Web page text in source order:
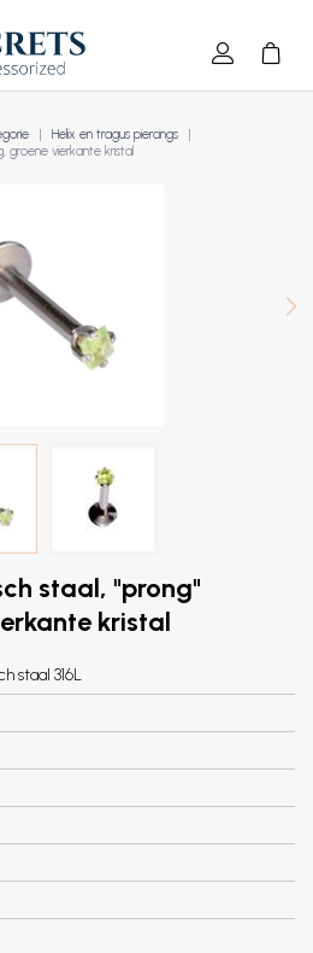
Helix en tragus piercings
groene vierkante kristal
staal, "prong"
kristal
staal 316L